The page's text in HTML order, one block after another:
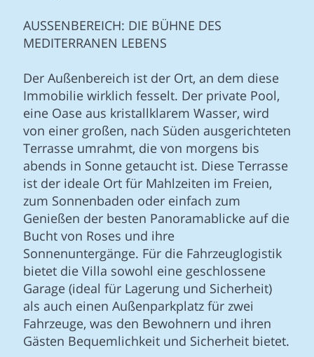
AUSSENBEREICH: DIE BÜHNE DES
MEDITERRANEN LEBENS
Der Außenbereich ist der Ort, an dem diese
Immobilie wirklich fesselt. Der private Pool,
eine Oase aus kristallklarem Wasser, wird
von einer großen, nach Süden ausgerichteten
Terrasse umrahmt, die von morgens bis
abends in Sonne getaucht ist. Diese Terrasse
ist der ideale Ort für Mahlzeiten im Freien,
zum Sonnenbaden oder einfach zum
Genießen der besten Panoramablicke auf die
Bucht von Roses und ihre
Sonnenuntergänge. Für die Fahrzeuglogistik
bietet die Villa sowohl eine geschlossene
Garage (ideal für Lagerung und Sicherheit)
als auch einen Außenparkplatz für zwei
Fahrzeuge, was den Bewohnern und ihren
Gästen Bequemlichkeit und Sicherheit bietet.